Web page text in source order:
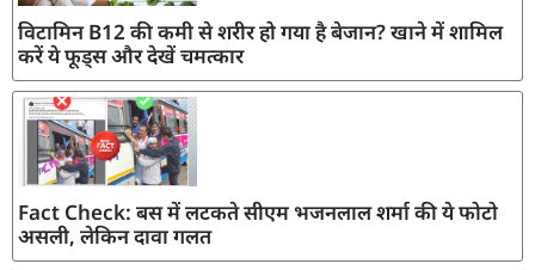
विटामिन B12 की कमी से शरीर हो गया है बेजान? खाने में शामिल
करें ये फूड्स और देखें चमत्कार
Fact Check: बस में लटकते सीएम भजनलाल शर्मा की ये फोटो
असली, लेकिन दावा गलत